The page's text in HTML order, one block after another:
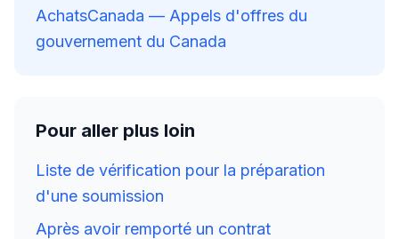
AchatsCanada — Appels d'offres du
gouvernement du Canada
Pour aller plus loin
Liste de vérification pour la préparation
d'une soumission
Après avoir remporté un contrat